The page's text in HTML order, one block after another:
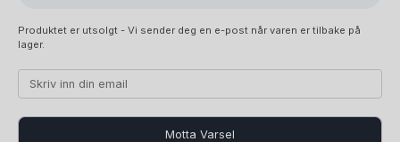
Produktet er utsolgt - Vi sender deg en e-post når varen er tilbake på
lager.
Motta Varsel